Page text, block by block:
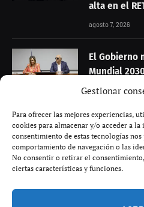
Gestionar
Para ofrecer las mejores experiencias,
cookies para almacenar y/o acceder a
consentimiento de estas tecnologías
comportamiento de navegación o las
No consentir o retirar el
ciertas características y funciones.
noviembre de 2023. La
cámaras, enfatizó que la
personal es incorrecta.
La artista comunicó que ya
que no hay fundamento en
acercamiento sentimental y
Insistió en que no mantiene
exmarido, afirmando que no
aproximadamente un año.